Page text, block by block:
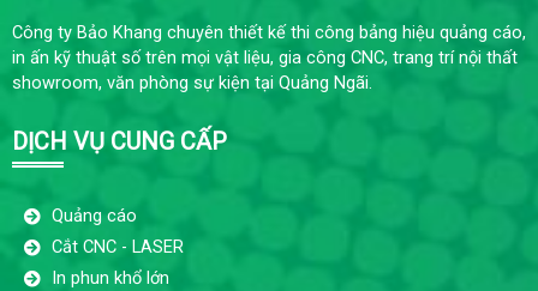
Công ty Bảo Khang chuyên thiết kế thi công bảng hiệu quảng cáo,
in ấn kỹ thuật số trên mọi vật liệu, gia công CNC, trang trí nội thất
showroom, văn phòng sự kiện tại Quảng Ngãi.
DỊCH VỤ CUNG CẤP
Quảng cáo
Cắt CNC - LASER
In phun khổ lớn